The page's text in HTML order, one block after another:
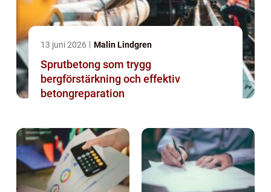
13 juni 2026 Malin Lindgren
Sprutbetong som trygg
bergförstärkning och effektiv
betongreparation